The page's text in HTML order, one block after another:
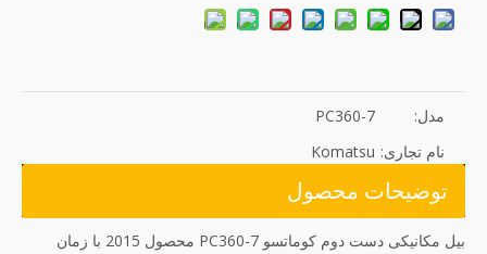
مدل:
PC360-7
نام تجاری: Komatsu
توضیحات محصول
بیل مکانیکی دست دوم کوماتسو PC360-7 محصول 2015 با زمان